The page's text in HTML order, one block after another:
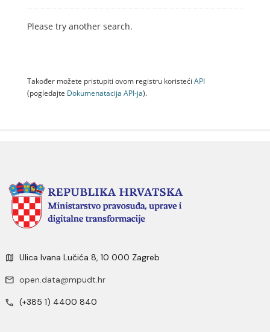
Please try another search.
Također možete pristupiti ovom registru koristeći API
(pogledajte Dokumenаtаcijа API-jа).